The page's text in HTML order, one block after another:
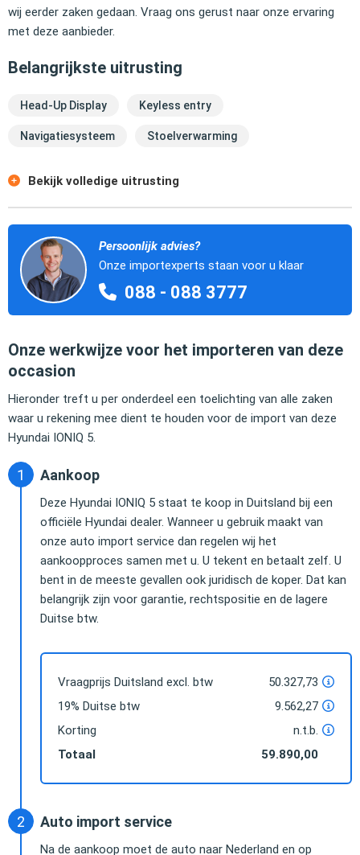
wij eerder zaken gedaan. Vraag ons gerust naar onze ervaring
met deze aanbieder.
Belangrijkste uitrusting
Head-Up Display Keyless entry
Navigatiesysteem Stoelverwarming
Bekijk volledige uitrusting
Persoonlijk advies?
Onze importexperts staan voor u klaar
088 - 088 3777
Onze werkwijze voor het importeren van deze
occasion
Hieronder treft u per onderdeel een toelichting van alle zaken
waar u rekening mee dient te houden voor de import van deze
Hyundai IONIQ 5.
Aankoop
Deze Hyundai IONIQ 5 staat te koop in Duitsland bij een
officiële Hyundai dealer. Wanneer u gebruik maakt van
onze auto import service dan regelen wij het
aankoopproces samen met u. U tekent en betaalt zelf. U
bent in de meeste gevallen ook juridisch de koper. Dat kan
belangrijk zijn voor garantie, rechtspositie en de lagere
Duitse btw.
Vraagprijs Duitsland excl. btw
50.327,73
19% Duitse btw
9.562,27
Korting
n.t.b.
Totaal
59.890,00
Auto import service
Na de aankoop moet de auto naar Nederland en op